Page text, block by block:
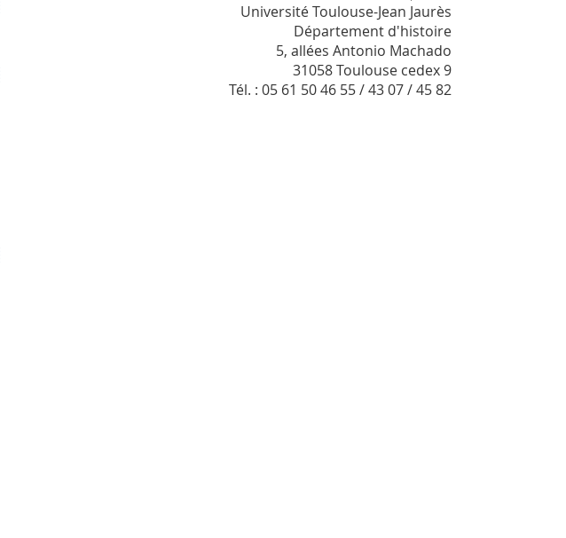
Université Toulouse-Jean Jaurès
Département d'histoire
5, allées Antonio Machado
31058 Toulouse cedex 9
Tél. : 05 61 50 46 55 / 43 07 / 45 82